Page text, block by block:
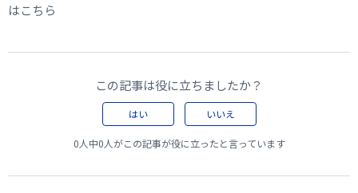
はこちら
この記事は役に立ちましたか？
はい いいえ
0人中0人がこの記事が役に立ったと言っています